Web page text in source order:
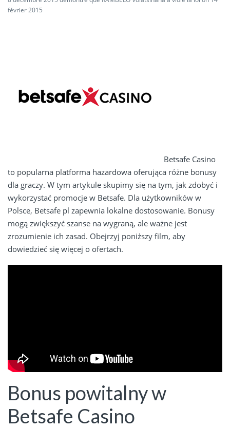
février 2015
Betsafe Casino
to popularna platforma hazardowa oferująca różne bonusy
dla graczy. W tym artykule skupimy się na tym, jak zdobyć i
wykorzystać promocje w Betsafe. Dla użytkowników w
Polsce, Betsafe pl zapewnia lokalne dostosowanie. Bonusy
mogą zwiększyć szanse na wygraną, ale ważne jest
zrozumienie ich zasad. Obejrzyj poniższy film, aby
dowiedzieć się więcej o ofertach.
Bonus powitalny w
Betsafe Casino